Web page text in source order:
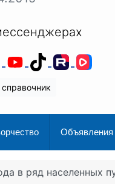
Мой Мир
YouTube
TikTokRutube
Объявления
в ряд населенных